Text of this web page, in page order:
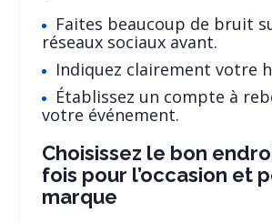
Faites beaucoup de bruit
réseaux sociaux avant.
Indiquez clairement votre
Établissez un compte à
votre événement.
Choisissez le bon
fois pour l’occasion et
marque